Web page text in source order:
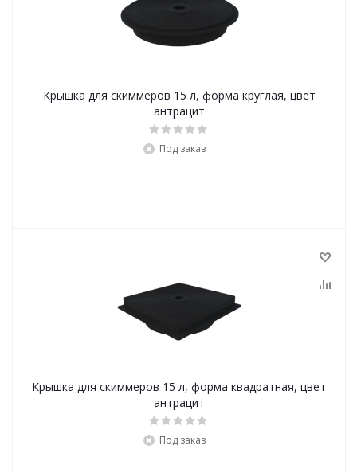
Крышка для скиммеров 15 л, форма круглая, цвет
антрацит
Под заказ
Крышка для скиммеров 15 л, форма квадратная, цвет
антрацит
Под заказ